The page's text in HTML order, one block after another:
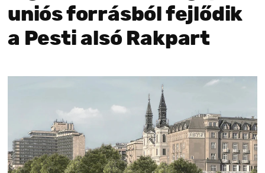
uniós forrásból fejlődik
a Pesti alsó Rakpart